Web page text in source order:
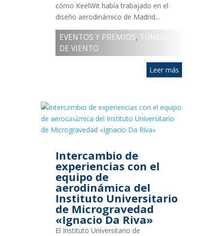
cómo KeelWit había trabajado en el
diseño aerodinámico de Madrid...
EVENTOS Y PREMIOS, TÚNELES
DE VIENTO
Leer más
19
ENE
2018
Intercambio de
experiencias con el
equipo de
aerodinámica del
Instituto Universitario
de Microgravedad
«Ignacio Da Riva»
El Instituto Universitario de